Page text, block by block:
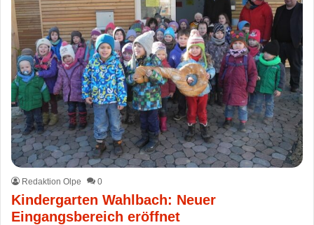
Redaktion Olpe 0
Kindergarten Wahlbach: Neuer
Eingangsbereich eröffnet